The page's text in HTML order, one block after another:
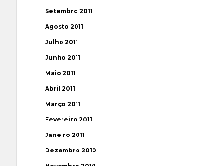
Setembro 2011
Agosto 2011
Julho 2011
Junho 2011
Maio 2011
Abril 2011
Março 2011
Fevereiro 2011
Janeiro 2011
Dezembro 2010